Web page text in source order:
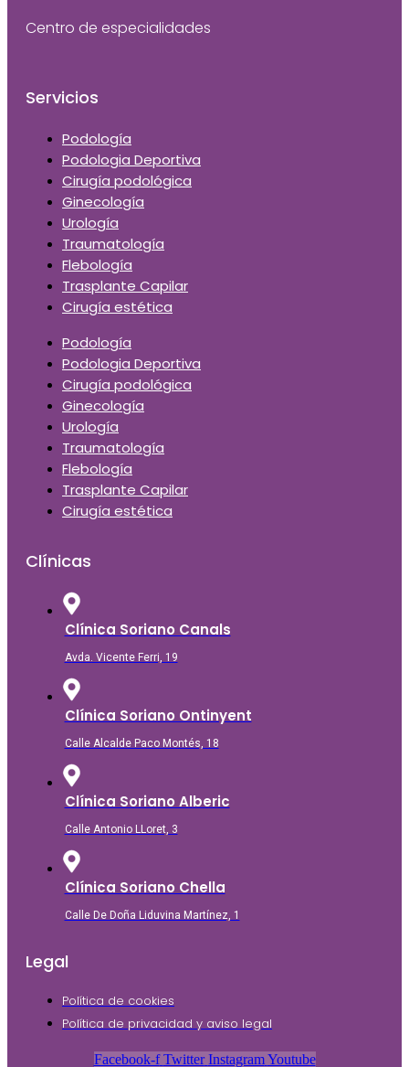
Centro de especialidades
Servicios
Podología
Podologia Deportiva
Cirugía podológica
Ginecología
Urología
Traumatología
Flebología
Trasplante Capilar
Cirugía estética
Podología
Podologia Deportiva
Cirugía podológica
Ginecología
Urología
Traumatología
Flebología
Trasplante Capilar
Cirugía estética
Clínicas
Clínica Soriano Canals
Avda. Vicente Ferri, 19
Clínica Soriano Ontinyent
Calle Alcalde Paco Montés, 18
Clínica Soriano Alberic
Calle Antonio LLoret, 3
Clínica Soriano Chella
Calle De Doña Liduvina Martínez, 1
Legal
Política de cookies
Política de privacidad y aviso legal
Facebook-f Twitter Instagram Youtube